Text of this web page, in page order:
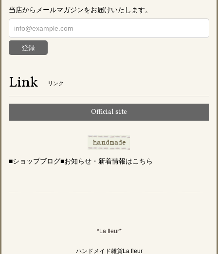
当店からメールマガジンをお届けいたします。
登録
Link リンク
Official site
■ショップブログ■お知らせ・新着情報はこちら
*La fleur*
ハンドメイド雑貨La fleur